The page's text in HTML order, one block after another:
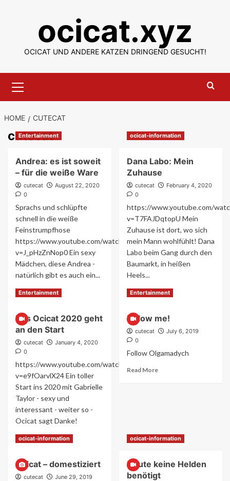
ocicat.xyz
OCICAT UND ANDERE KATZEN DRINGEND GESUCHT!
Menu
HOME CUTECAT
cutecat
Entertainment
Andrea: es ist soweit
– für die weiße Ware
cutecat
August 22, 2020
0
Sprachs und schlüpfte
schnell in die weiße
Feinstrumpfhose
https://www.youtube.com/watch?
v=J_pHzZnNop0 Ein sexy
Mädchen, diese Andrea -
natürlich gibt es auch ein...
Read MoreRead
Andrea:
es
ist
für
die
weiße
Ware
ocicat-information
Dana Labo: Mein
Zuhause
cutecat
February 4, 2020
0
https://www.youtube.com/
v=T7FAJDqtopU Mein
Zuhause ist dort, wo sich
mein Mann wohlfühlt! Dana
Labo beim Gang durch den
Baumarkt, in heißen
Heels...
Read MoreRead
Dana
Labo:
Zuhause
Entertainment
Das Ocicat 2020 geht
an den Start
cutecat
January 4, 2020
0
https://www.youtube.com/watch?
v=e9fOarvlX24 Ein toller
Start ins 2020 mit Gabrielle
Taylor - sexy und
interessant - weiter so -
Ocicat sagt Danke!
Read MoreRead
Das
Ocicat
Entertainment
Follow me!
cutecat
July 6, 2019
0
Follow Olgamadych
Read MoreRead
ocicat-information
Ocicat – domestiziert
cutecat
June 29, 2019
ocicat-information
Heute keine Helden
benötigt